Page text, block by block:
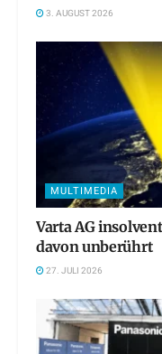
3. AUGUST 2026
MULTIMEDIA
Varta AG
davon unberührt
27. JULI 2026